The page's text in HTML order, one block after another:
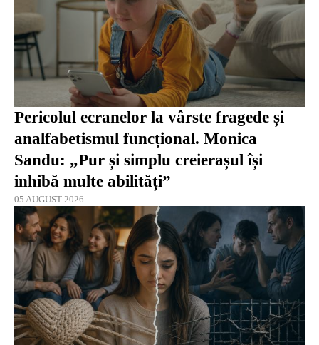
Pericolul ecranelor la vârste fragede și
analfabetismul funcțional. Monica
Sandu: „Pur și simplu creierașul își
inhibă multe abilități”
05 AUGUST 2026